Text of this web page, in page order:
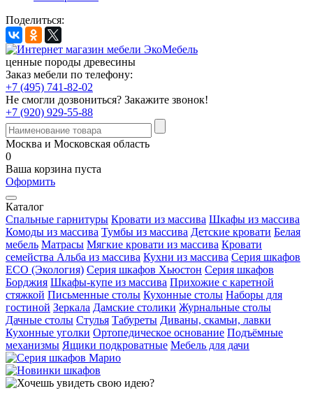
Поделиться:
ценные породы древесины
Заказ мебели по телефону:
+7 (495) 741-82-02
Не смогли дозвониться? Закажите звонок!
+7 (920) 929-55-88
Москва и Московская область
0
Ваша корзина пуста
Оформить
Каталог
Спальные гарнитуры Кровати из массива Шкафы из массива
Комоды из массива Тумбы из массива Детские кровати Белая
мебель Матрасы Мягкие кровати из массива Кровати
семейства Альба из массива Кухни из массива Серия шкафов
ECO (Экология) Серия шкафов Хьюстон Серия шкафов
Борджия Шкафы-купе из массива Прихожие с каретной
стяжкой Письменные столы Кухонные столы Наборы для
гостиной Зеркала Дамские столики Журнальные столы
Дачные столы Стулья Табуреты Диваны, скамьи, лавки
Кухонные уголки Ортопедическое основание Подъёмные
механизмы Ящики подкроватные Мебель для дачи